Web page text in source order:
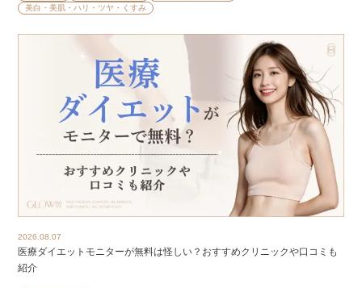
美白・美肌・ハリ・ツヤ・くすみ
2026.08.07
医療ダイエットモニターが無料は怪しい？おすすめクリニックや口コミも
紹介